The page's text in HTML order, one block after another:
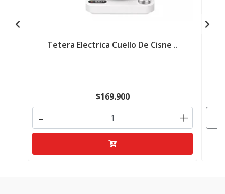
Tetera Electrica Cuello De Cisne ..
$169.900
+
-